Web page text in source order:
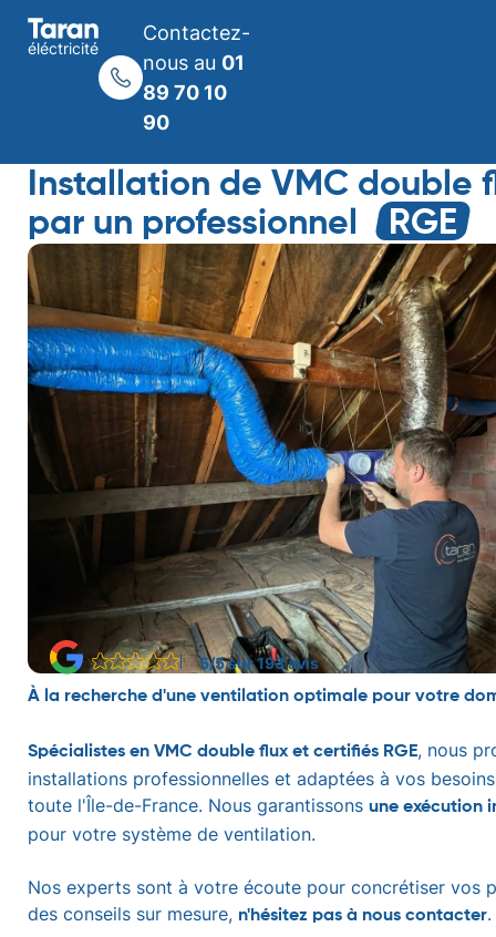
éléctricité
Contactez-
nous au 01
89 70 10
90
Installation de VMC double
par un professionnel
RGE
5/5 sur 193 avis
À la recherche d'une ventilation optimale pour votre
Spécialistes en VMC double flux et certifiés RGE, nous
installations professionnelles et adaptées à vos
toute l'Île-de-France. Nous garantissons une exécution
pour votre système de ventilation.
Nos experts sont à votre écoute pour concrétiser vos
des conseils sur mesure, n'hésitez pas à nous contacter.